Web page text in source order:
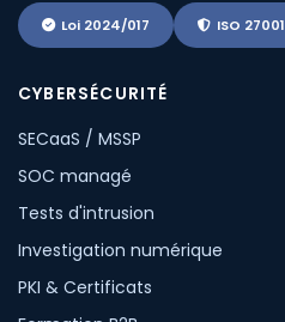
Loi 2024/017 ISO 27001
CYBERSÉCURITÉ
SECaaS / MSSP
SOC managé
Tests d'intrusion
Investigation numérique
PKI & Certificats